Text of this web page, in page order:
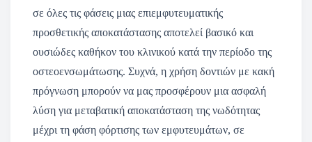
σε όλες τις φάσεις μιας επιεμφυτευματικής
προσθετικής αποκατάστασης αποτελεί βασικό και
ουσιώδες καθήκον του κλινικού κατά την περίοδο της
οστεοενσωμάτωσης. Συχνά, η χρήση δοντιών με κακή
πρόγνωση μπορούν να μας προσφέρουν μια ασφαλή
λύση για μεταβατική αποκατάσταση της νωδότητας
μέχρι τη φάση φόρτισης των εμφυτευμάτων, σε